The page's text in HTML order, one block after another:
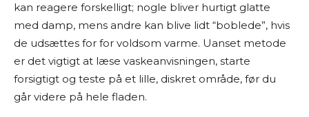
kan reagere forskelligt; nogle bliver hurtigt glatte
med damp, mens andre kan blive lidt “boblede”, hvis
de udsættes for for voldsom varme. Uanset metode
er det vigtigt at læse vaskeanvisningen, starte
forsigtigt og teste på et lille, diskret område, før du
går videre på hele fladen.